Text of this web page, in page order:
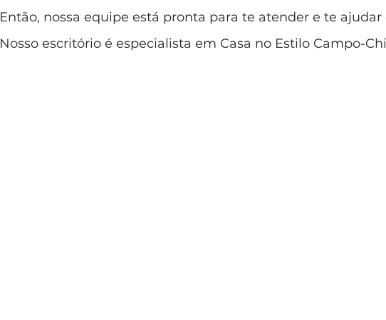
Então, nossa equipe está pronta para te atender e te ajudar
Nosso escritório é especialista em Casa no Estilo Campo-